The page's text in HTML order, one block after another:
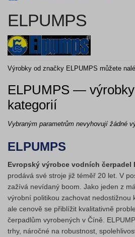
ELPUMPS
Výrobky od značky ELPUMPS můžete
ELPUMPS —
kategorií
Vybraným parametrům nevyhovují žádné
ELPUMPS
Evropský výrobce vodních čerpadel
prodává své stroje již téměř 20 let. V
zažívá nevídaný boom. Jako jeden z
výrobní politikou zachovat nedostižnou
ale cenově se přiblížit kvalitativně
čerpadlům vyrobených v Číně.
trhy, náročné na robustnost,